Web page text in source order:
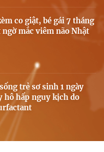
co giật, bé gái 7 tháng
mắc viêm não Nhật
trẻ sơ sinh 1 ngày
hô hấp nguy kịch do